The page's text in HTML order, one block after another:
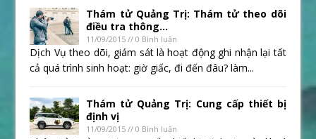
Thám tử Quảng Trị: Thám tử theo dõi
điều tra thông...
11/09/2015 // 0 Bình luận
Dịch Vụ theo dõi, giám sát là hoạt động ghi nhận lại tất
cả quá trình sinh hoạt: giờ giấc, đi đến đâu? làm...
Thám tử Quảng Trị: Cung cấp thiết bị
định vị
11/09/2015 // 0 Bình luận